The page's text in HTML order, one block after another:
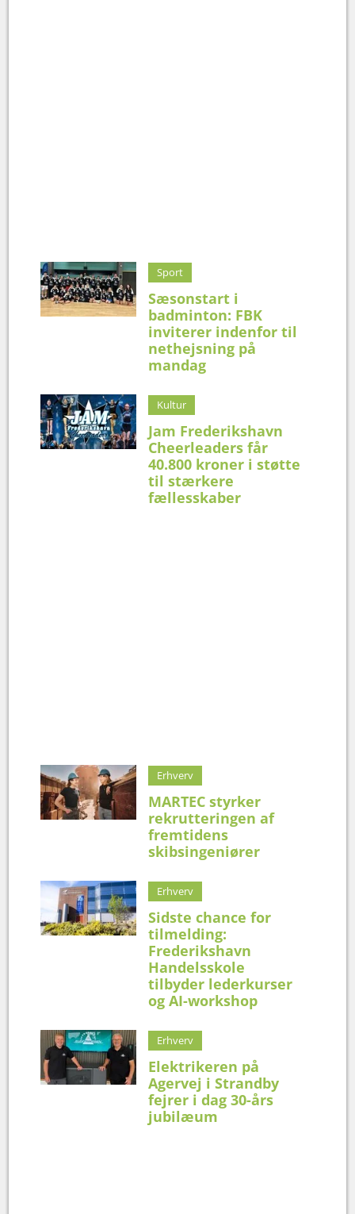
Sport
Sæsonstart i
badminton: FBK
inviterer indenfor til
nethejsning på
mandag
Kultur
Jam Frederikshavn
Cheerleaders får
40.800 kroner i støtte
til stærkere
fællesskaber
Erhverv
MARTEC styrker
rekrutteringen af
fremtidens
skibsingeniører
Erhverv
Sidste chance for
tilmelding:
Frederikshavn
Handelsskole
tilbyder lederkurser
og AI-workshop
Erhverv
Elektrikeren på
Agervej i Strandby
fejrer i dag 30-års
jubilæum